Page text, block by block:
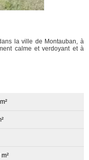
la ville de Montauban, à
calme et verdoyant et à